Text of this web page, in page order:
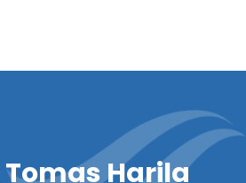
Tomas Harila